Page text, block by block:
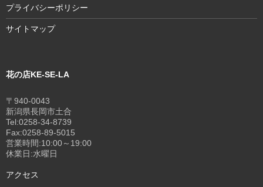
プライバシーポリシー
サイトマップ
花の店KE-SE-LA
〒940-0043
新潟県長岡市土合
Tel:0258-34-8739
Fax:0258-89-5015
営業時間:10:00～19:00
休業日:水曜日
アクセス